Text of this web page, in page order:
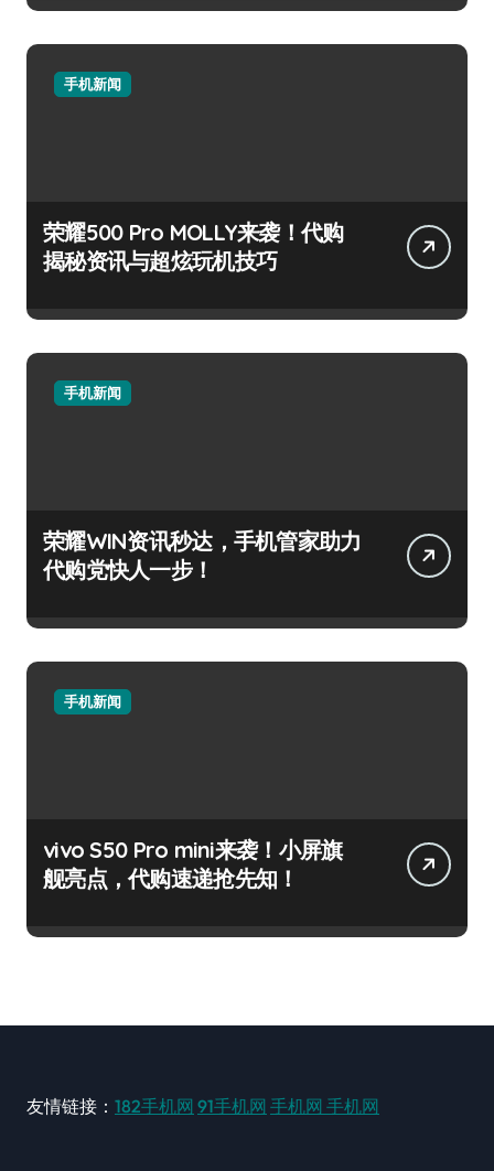
手机新闻
荣耀500 Pro MOLLY来袭！代购
揭秘资讯与超炫玩机技巧
手机新闻
荣耀WIN资讯秒达，手机管家助力
代购党快人一步！
手机新闻
vivo S50 Pro mini来袭！小屏旗
舰亮点，代购速递抢先知！
友情链接： 182手机网 91手机网 手机网 手机网